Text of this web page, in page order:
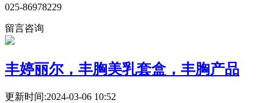
025-86978229
留言咨询
丰婷丽尔，丰胸美乳套盒，丰胸产品
更新时间:2024-03-06 10:52